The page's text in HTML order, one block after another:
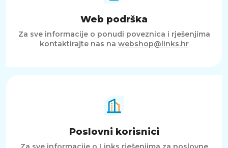
Web podrška
Za sve informacije o ponudi poveznica i rješenjima
kontaktirajte nas na webshop@links.hr
Poslovni korisnici